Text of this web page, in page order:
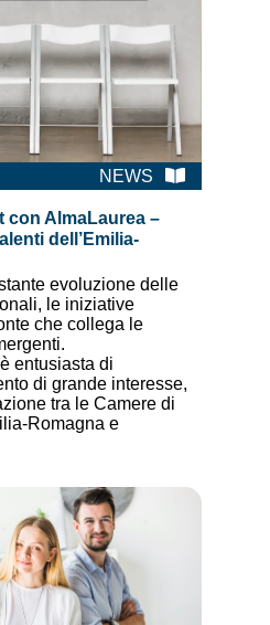
NEWS
con AlmaLaurea –
dell’Emilia-
evoluzione delle
le iniziative
che collega le
entusiasta di
di grande interesse,
tra le Camere di
Romagna e